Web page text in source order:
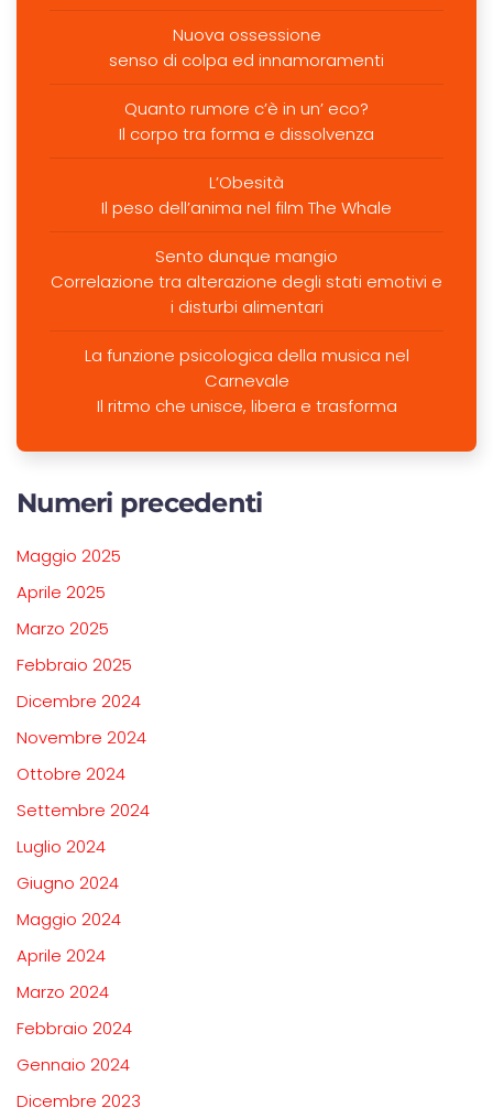
Nuova ossessione
senso di colpa ed innamoramenti
Quanto rumore c’è in un’ eco?
Il corpo tra forma e dissolvenza
L’Obesità
Il peso dell’anima nel film The Whale
Sento dunque mangio
Correlazione tra alterazione degli stati emotivi e
i disturbi alimentari
La funzione psicologica della musica nel
Carnevale
Il ritmo che unisce, libera e trasforma
Numeri precedenti
Maggio 2025
Aprile 2025
Marzo 2025
Febbraio 2025
Dicembre 2024
Novembre 2024
Ottobre 2024
Settembre 2024
Luglio 2024
Giugno 2024
Maggio 2024
Aprile 2024
Marzo 2024
Febbraio 2024
Gennaio 2024
Dicembre 2023